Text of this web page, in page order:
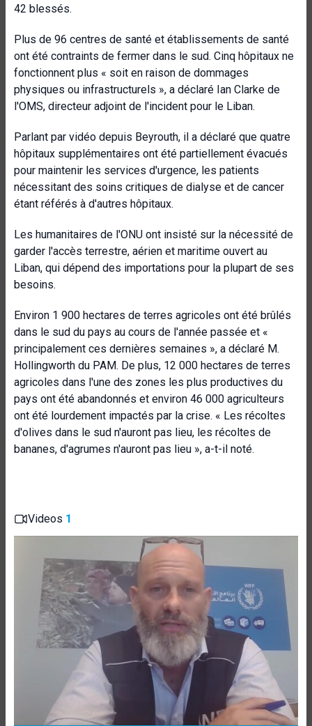
42 blessés.
Plus de 96 centres de santé et établissements de santé
ont été contraints de fermer dans le sud. Cinq hôpitaux ne
fonctionnent plus « soit en raison de dommages
physiques ou infrastructurels », a déclaré Ian Clarke de
l'OMS, directeur adjoint de l'incident pour le Liban.
Parlant par vidéo depuis Beyrouth, il a déclaré que quatre
hôpitaux supplémentaires ont été partiellement évacués
pour maintenir les services d'urgence, les patients
nécessitant des soins critiques de dialyse et de cancer
étant référés à d'autres hôpitaux.
Les humanitaires de l'ONU ont insisté sur la nécessité de
garder l'accès terrestre, aérien et maritime ouvert au
Liban, qui dépend des importations pour la plupart de ses
besoins.
Environ 1 900 hectares de terres agricoles ont été brûlés
dans le sud du pays au cours de l'année passée et «
principalement ces dernières semaines », a déclaré M.
Hollingworth du PAM. De plus, 12 000 hectares de terres
agricoles dans l'une des zones les plus productives du
pays ont été abandonnés et environ 46 000 agriculteurs
ont été lourdement impactés par la crise. « Les récoltes
d'olives dans le sud n'auront pas lieu, les récoltes de
bananes, d'agrumes n'auront pas lieu », a-t-il noté.
Videos 1